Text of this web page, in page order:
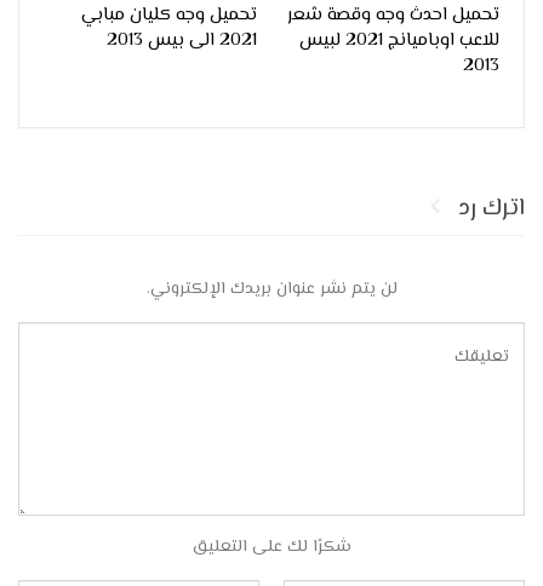
تحميل احدث وجه وقصة شعر
للاعب اوباميانج 2021 لبيس
2013
تحميل وجه كليان مبابي
2021 الى بيس 2013
اترك رد
لن يتم نشر عنوان بريدك الإلكتروني.
شكرًا لك على التعليق